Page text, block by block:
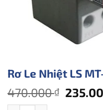
Rơ Le Nhiệt LS
470.000₫ Giá